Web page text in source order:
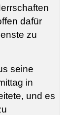
dafür
zu
seine
in
und es